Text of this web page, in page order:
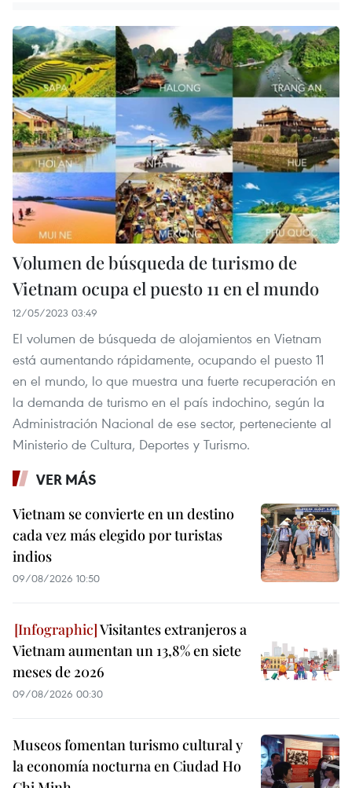
Volumen de búsqueda de turismo de
Vietnam ocupa el puesto 11 en el mundo
12/05/2023 03:49
El volumen de búsqueda de alojamientos en Vietnam
está aumentando rápidamente, ocupando el puesto 11
en el mundo, lo que muestra una fuerte recuperación en
la demanda de turismo en el país indochino, según la
Administración Nacional de ese sector, perteneciente al
Ministerio de Cultura, Deportes y Turismo.
VER MÁS
Vietnam se convierte en un destino
cada vez más elegido por turistas
indios
09/08/2026 10:50
Visitantes extranjeros a
Vietnam aumentan un 13,8% en siete
meses de 2026
09/08/2026 00:30
Museos fomentan turismo cultural y
la economía nocturna en Ciudad Ho